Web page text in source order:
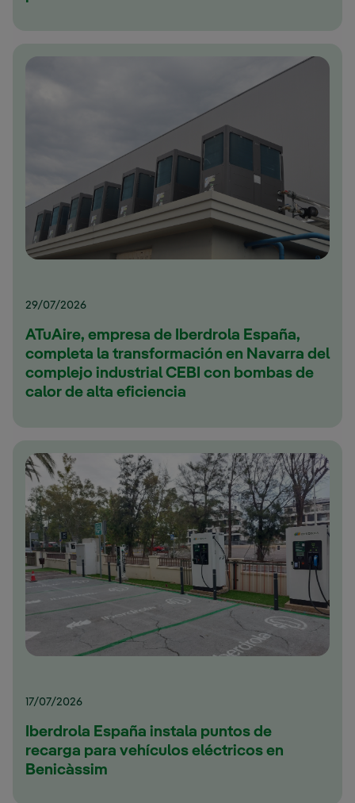
29/07/2026
ATuAire, empresa de Iberdrola España,
completa la transformación en Navarra del
complejo industrial CEBI con bombas de
calor de alta eficiencia
17/07/2026
Iberdrola España instala puntos de
recarga para vehículos eléctricos en
Benicàssim